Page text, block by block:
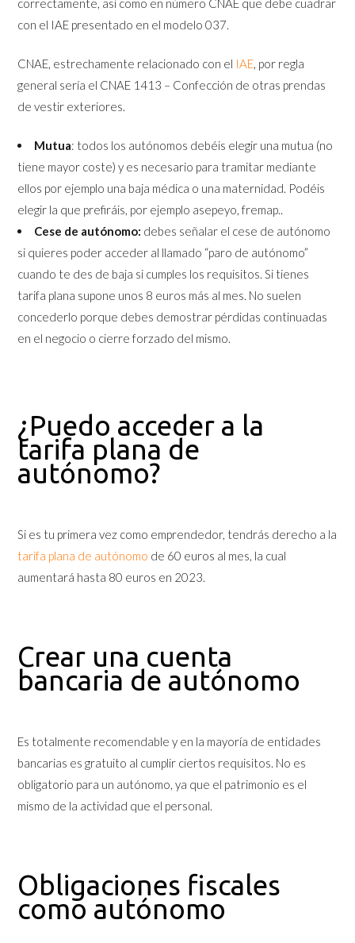
correctamente, así como en número CNAE que debe cuadrar
con el IAE presentado en el modelo 037.
CNAE, estrechamente relacionado con el IAE, por regla
general sería el CNAE 1413 – Confección de otras prendas
de vestir exteriores.
Mutua: todos los autónomos debéis elegir una mutua (no
tiene mayor coste) y es necesario para tramitar mediante
ellos por ejemplo una baja médica o una maternidad. Podéis
elegir la que prefiráis, por ejemplo asepeyo, fremap..
Cese de autónomo: debes señalar el cese de autónomo
si quieres poder acceder al llamado “paro de autónomo”
cuando te des de baja si cumples los requisitos. Si tienes
tarifa plana supone unos 8 euros más al mes. No suelen
concederlo porque debes demostrar pérdidas continuadas
en el negocio o cierre forzado del mismo.
¿Puedo acceder a la
tarifa plana de
autónomo?
Si es tu primera vez como emprendedor, tendrás derecho a la
tarifa plana de autónomo de 60 euros al mes, la cual
aumentará hasta 80 euros en 2023.
Crear una cuenta
bancaria de autónomo
Es totalmente recomendable y en la mayoría de entidades
bancarias es gratuito al cumplir ciertos requisitos. No es
obligatorio para un autónomo, ya que el patrimonio es el
mismo de la actividad que el personal.
Obligaciones fiscales
como autónomo